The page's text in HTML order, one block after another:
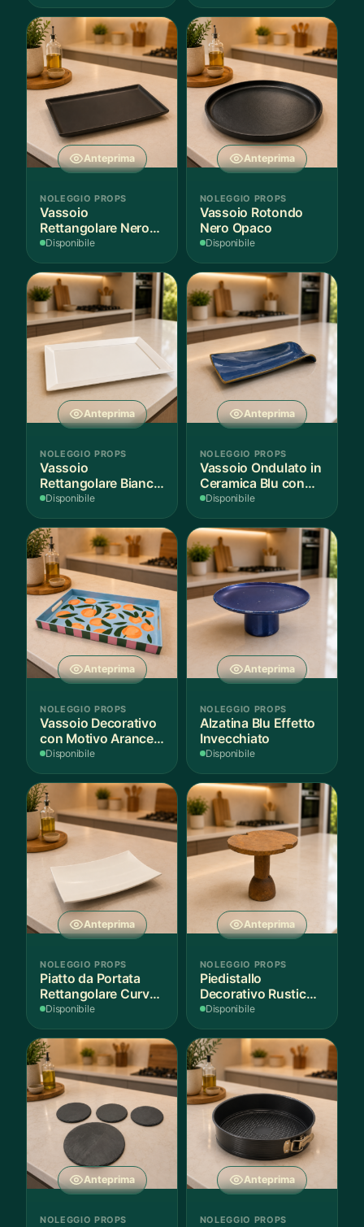
Anteprima
NOLEGGIO PROPS
Vassoio
Rettangolare Nero
Opaco
Disponibile
Anteprima
NOLEGGIO PROPS
Vassoio Rotondo
Nero Opaco
Disponibile
Anteprima
NOLEGGIO PROPS
Vassoio
Rettangolare Bianco
per Scenografie
Disponibile
Anteprima
NOLEGGIO PROPS
Vassoio Ondulato in
Ceramica Blu con
Bordo Dorato
Disponibile
Anteprima
NOLEGGIO PROPS
Vassoio Decorativo
con Motivo Arance e
Foglie
Disponibile
Anteprima
NOLEGGIO PROPS
Alzatina Blu Effetto
Invecchiato
Disponibile
Anteprima
NOLEGGIO PROPS
Piatto da Portata
Rettangolare Curvo
Bianco
Disponibile
Anteprima
NOLEGGIO PROPS
Piedistallo
Decorativo Rustico
in Legno
Disponibile
Anteprima
NOLEGGIO PROPS
Anteprima
NOLEGGIO PROPS